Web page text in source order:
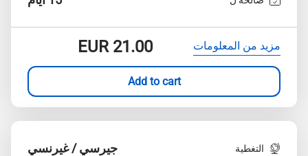
مزيد من المعلومات EUR21.00
Add to cart
التغطية جيرسي / غيرنسي